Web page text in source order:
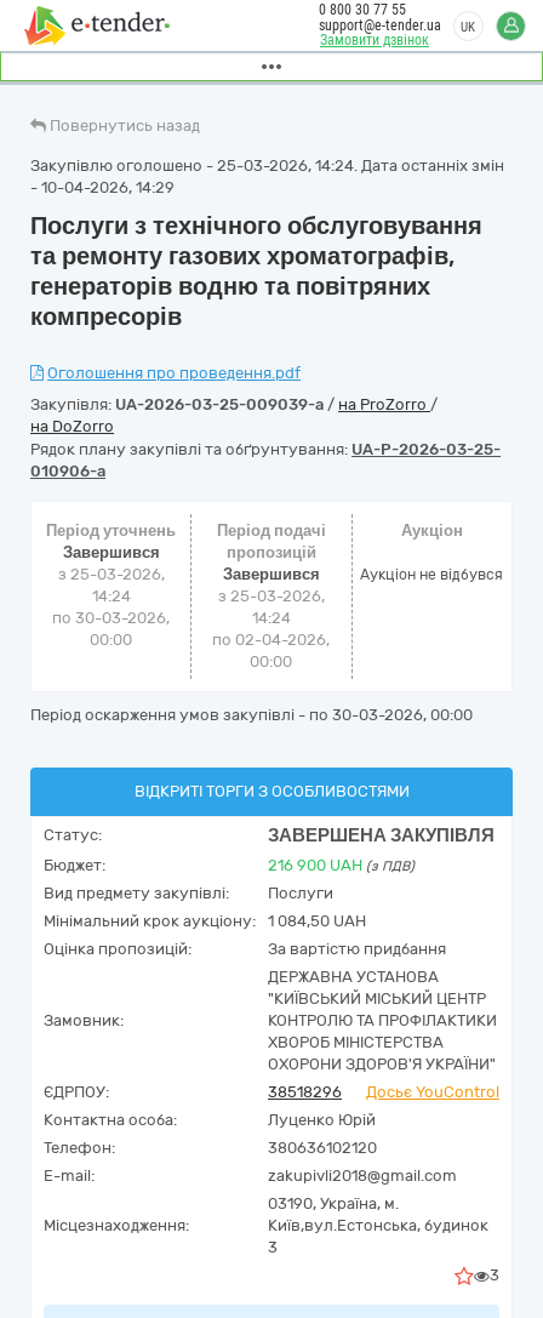
Замовити дзвінок
0 800 30 77 55
support@e-tender.ua
UK
Повернутись назад
Закупівлю оголошено - 25-03-2026, 14:24. Дата останніх змін
- 10-04-2026, 14:29
Послуги з технічного обслуговування
та ремонту газових хроматографів,
генераторів водню та повітряних
компресорів
Оголошення про проведення.pdf
Закупівля: UA-2026-03-25-009039-a / на ProZorro /
на DoZorro
Рядок плану закупівлі та обґрунтування: UA-P-2026-03-25-
010906-a
Період уточнень
Завершився
з 25-03-2026,
14:24
по 30-03-2026,
00:00
Період подачі
пропозицій
Завершився
з 25-03-2026,
14:24
по 02-04-2026,
00:00
Аукціон
Аукціон не відбувся
Період оскарження умов закупівлі - по 30-03-2026, 00:00
ВІДКРИТІ ТОРГИ З ОСОБЛИВОСТЯМИ
Статус: ЗАВЕРШЕНА ЗАКУПІВЛЯ
Бюджет: 216 900 UAH (з ПДВ)
Вид предмету закупівлі:
Послуги
Мінімальний крок аукціону:
1 084,50 UAH
Оцінка пропозицій:
За вартістю придбання
Замовник:
ДЕРЖАВНА УСТАНОВА
"КИЇВСЬКИЙ МІСЬКИЙ ЦЕНТР
КОНТРОЛЮ ТА ПРОФІЛАКТИКИ
ХВОРОБ МІНІСТЕРСТВА
ОХОРОНИ ЗДОРОВ'Я УКРАЇНИ"
ЄДРПОУ:
38518296
Досьє YouControl
Контактна особа:
Луценко Юрій
Телефон:
380636102120
E-mail:
zakupivli2018@gmail.com
Місцезнаходження:
03190, Україна, м.
Київ,вул.Естонська, будинок
3
3